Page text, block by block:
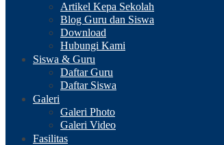
Artikel Kepa Sekolah
Blog Guru dan Siswa
Download
Hubungi Kami
Siswa & Guru
Daftar Guru
Daftar Siswa
Galeri
Galeri Photo
Galeri Video
Fasilitas